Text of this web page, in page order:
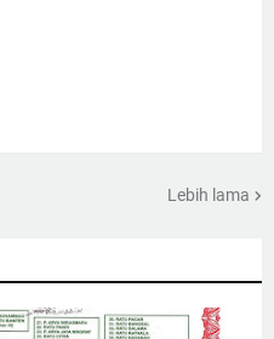
Lebih lama